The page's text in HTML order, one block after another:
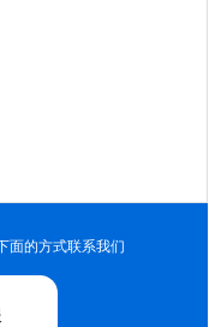
面的方式联系我们